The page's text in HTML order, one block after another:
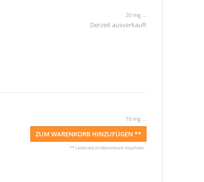
20 mg ...
Derzeit ausverkauft
10 mg ...
ZUM WARENKORB HINZUFÜGEN **
** Lieferzeit im Warenkorb beachten